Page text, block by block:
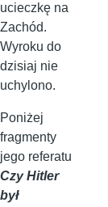
ucieczkę na
Zachód.
Wyroku do
dzisiaj nie
uchylono.
Poniżej
fragmenty
jego referatu
Czy Hitler
był